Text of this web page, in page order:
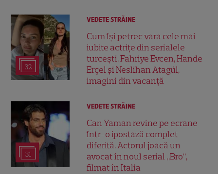
32
VEDETE STRĂINE
Cum își petrec vara cele mai
iubite actrițe din serialele
turcești. Fahriye Evcen, Hande
Erçel și Neslihan Atagül,
imagini din vacanță
31
VEDETE STRĂINE
Can Yaman revine pe ecrane
într-o ipostază complet
diferită. Actorul joacă un
avocat în noul serial „Bro”,
filmat în Italia